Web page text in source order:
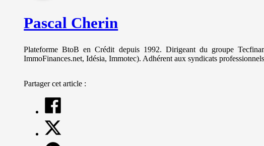
Pascal Cherin
Plateforme BtoB en Crédit depuis 1992. Dirigeant du groupe
ImmoFinances.net, Idésia, Immotec). Adhérent aux syndicats
Partager cet article :